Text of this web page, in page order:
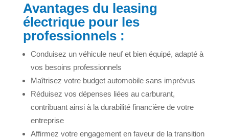
Avantages du leasing
électrique pour les
professionnels :
Conduisez un véhicule neuf et bien équipé, adapté à
vos besoins professionnels
Maîtrisez votre budget automobile sans imprévus
Réduisez vos dépenses liées au carburant,
contribuant ainsi à la durabilité financière de votre
entreprise
Affirmez votre engagement en faveur de la transition